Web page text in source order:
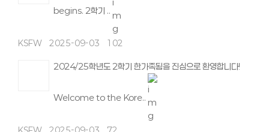
begins. 2학기 ..
KSFW 2025-09-03 102
2024/25학년도 2학기 한가족됨을 진심으로 환영합니다!
Welcome to the Kore..